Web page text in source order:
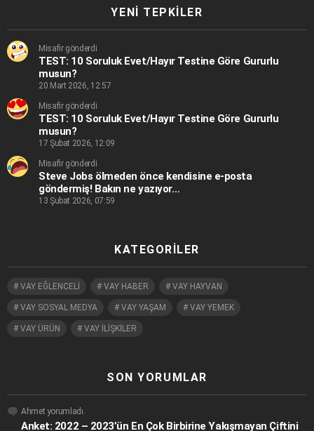
YENI TEPKILER
Misafir gönderdi
TEST: 10 Soruluk Evet/Hayır Testine Göre Gururlu
musun?
20 Mart 2026, 12:57
Misafir gönderdi
TEST: 10 Soruluk Evet/Hayır Testine Göre Gururlu
musun?
17 Şubat 2026, 12:09
Misafir gönderdi
Steve Jobs ölmeden önce kendisine e-posta
göndermiş! Bakın ne yazıyor…
13 Şubat 2026, 07:59
KATEGORILER
VAY EĞLENCELİ VAY HABER VAY HAYVAN
VAY SOSYAL MEDYA VAY YAŞAM VAY YEMEK
VAY ÜRÜN VAY İLİŞKİLER
SON YORUMLAR
Ahmet yorumladı.
Anket: 2022 – 2023’ün En Çok Birbirine Yakışmayan Çiftini